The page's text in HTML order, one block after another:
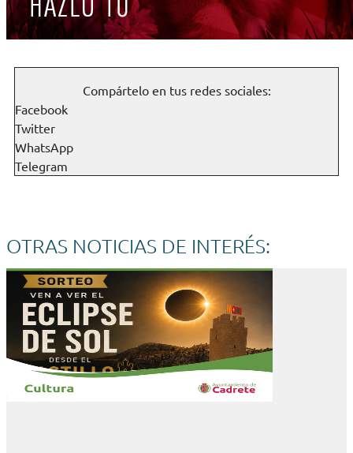
Compártelo en tus redes sociales:
Facebook
Twitter
WhatsApp
Telegram
OTRAS NOTICIAS DE INTERÉS: